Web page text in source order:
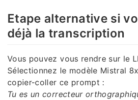
Etape alternative si
déjà la transcription
Vous pouvez vous rendre sur le
Sélectionnez le modèle Mistral
copier-coller ce prompt :
Tu es un correcteur